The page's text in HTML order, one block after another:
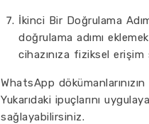
İkinci Bir Doğrulama
doğrulama adımı
cihazınıza fiziksel erişim
WhatsApp
Yukarıdaki ipuçlarını
sağlayabilirsiniz.